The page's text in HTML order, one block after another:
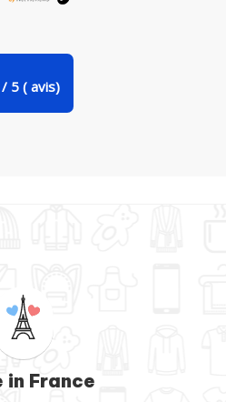
/ 5 ( avis)
in France